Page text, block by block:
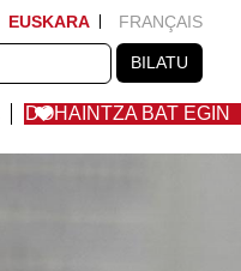
EUSKARA FRANÇAIS
BILATU
DOHAINTZA BAT EGIN